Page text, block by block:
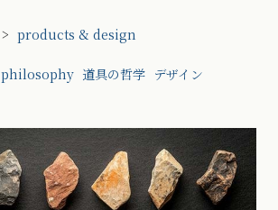
> products & design
philosophy 道具の哲学 デザイン